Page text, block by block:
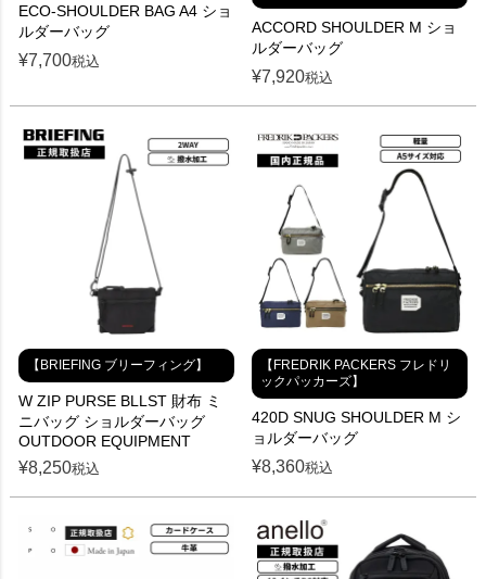
ECO-SHOULDER BAG A4 ショ
ルダーバッグ
¥7,700税込
ACCORD SHOULDER M ショ
ルダーバッグ
¥7,920税込
【BRIEFING ブリーフィング】
W ZIP PURSE BLLST 財布 ミ
ニバッグ ショルダーバッグ
OUTDOOR EQUIPMENT
¥8,250税込
【FREDRIK PACKERS フレドリ
ックパッカーズ】
420D SNUG SHOULDER M シ
ョルダーバッグ
¥8,360税込